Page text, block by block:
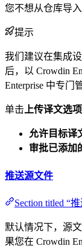
您不想从仓库导
提示
我们建议在集成
后，以 Crowdin
Enterprise 中专门
单击 上传译文选项
允许目标译
审批已添加
推送源文件
Section titled “
默认情况下，源
果您在 Crowdin